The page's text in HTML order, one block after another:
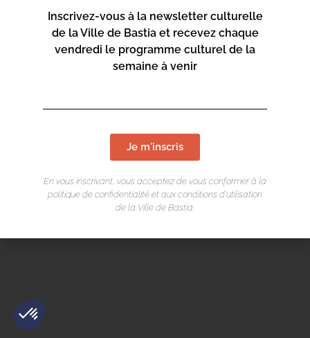
Mentions légales/Cookie/ Réalisation Corsicaweb
Inscrivez-vous à la newsletter culturelle
de la Ville de Bastia et recevez chaque
vendredi le programme culturel de la
semaine à venir
Je m'inscris
En vous inscrivant, vous acceptez de vous conformer à la
politique de confidentialité et aux conditions d’utilisation
de la Ville de Bastia.